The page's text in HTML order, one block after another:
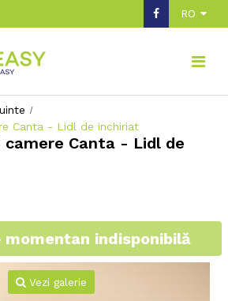
RO
Canta - Lidl de inchiriat
Canta - Lidl de
indisponibilă
Vezi galerie